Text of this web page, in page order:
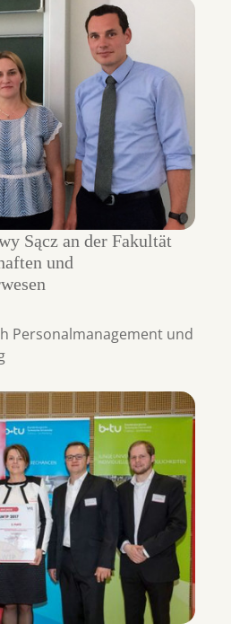
Sącz an der Fakultät
und
Personalmanagement und